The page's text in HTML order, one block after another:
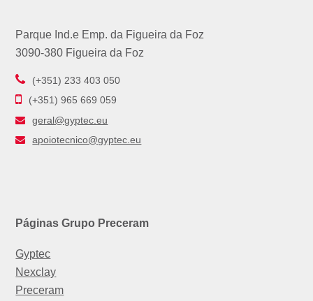
Parque Ind.e Emp. da Figueira da Foz
3090-380 Figueira da Foz
(+351) 233 403 050
(+351) 965 669 059
geral@gyptec.eu
apoiotecnico@gyptec.eu
Páginas Grupo Preceram
Gyptec
Nexclay
Preceram